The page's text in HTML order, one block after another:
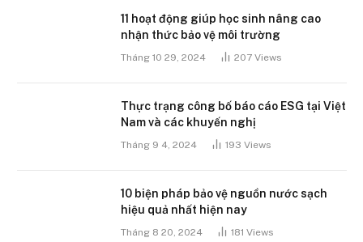
11 hoạt động giúp học sinh nâng cao
nhận thức bảo vệ môi trường
Tháng 10 29, 2024 207 Views
Thực trạng công bố báo cáo ESG tại Việt
Nam và các khuyến nghị
Tháng 9 4, 2024 193 Views
10 biện pháp bảo vệ nguồn nước sạch
hiệu quả nhất hiện nay
Tháng 8 20, 2024 181 Views